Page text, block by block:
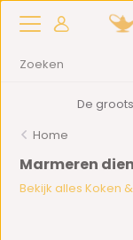
De
Home
Marmeren
Bekijk alles Koken